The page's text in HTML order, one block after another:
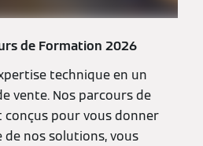
de Formation 2026
technique en un
vente. Nos parcours de
pour vous donner
nos solutions, vous